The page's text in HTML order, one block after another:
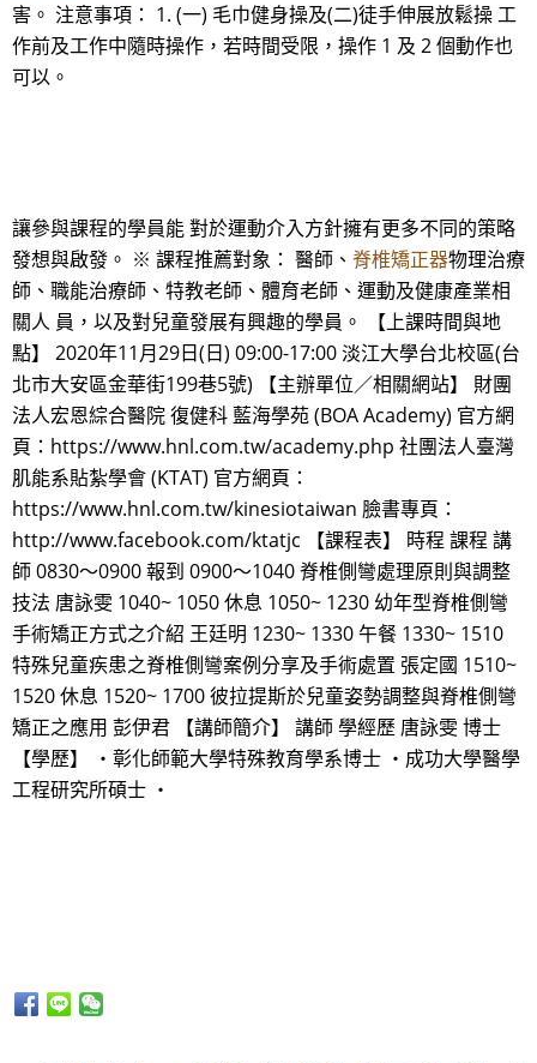
害。 注意事項： 1. (一) 毛巾健身操及(二)徒手伸展放鬆操 工
作前及工作中隨時操作，若時間受限，操作 1 及 2 個動作也
可以。
讓參與課程的學員能 對於運動介入方針擁有更多不同的策略
發想與啟發。 ※ 課程推薦對象： 醫師、 脊椎矯正器物理治療
師、職能治療師、特教老師、體育老師、運動及健康產業相
關人 員，以及對兒童發展有興趣的學員。 【上課時間與地
點】 2020年11月29日(日) 09:00-17:00 淡江大學台北校區(台
北市大安區金華街199巷5號) 【主辦單位／相關網站】 財團
法人宏恩綜合醫院 復健科 藍海學苑 (BOA Academy) 官方網
頁：https://www.hnl.com.tw/academy.php 社團法人臺灣
肌能系貼紮學會 (KTAT) 官方網頁：
https://www.hnl.com.tw/kinesiotaiwan 臉書專頁：
http://www.facebook.com/ktatjc 【課程表】 時程 課程 講
師 0830～0900 報到 0900～1040 脊椎側彎處理原則與調整
技法 唐詠雯 1040~ 1050 休息 1050~ 1230 幼年型脊椎側彎
手術矯正方式之介紹 王廷明 1230~ 1330 午餐 1330~ 1510
特殊兒童疾患之脊椎側彎案例分享及手術處置 張定國 1510~
1520 休息 1520~ 1700 彼拉提斯於兒童姿勢調整與脊椎側彎
矯正之應用 彭伊君 【講師簡介】 講師 學經歷 唐詠雯 博士
【學歷】 ・彰化師範大學特殊教育學系博士 ・成功大學醫學
工程研究所碩士 ・